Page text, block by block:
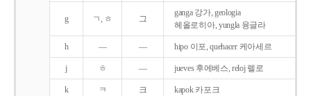
g ㄱ, ㅎ 그
ganga 강가, geologia
헤올로히아, yungla 융글라
h ― ― hipo 이포, quehacer 케아세르
j ㅎ ― jueves 후에베스, reloj 렐로
k ㅋ 크 kapok 카포크